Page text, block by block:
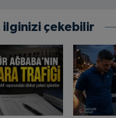
ilginizi çekebilir